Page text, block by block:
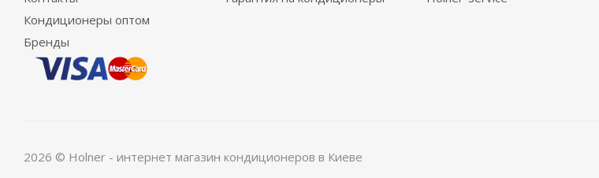
Кондиционеры оптом
Бренды
2026 © Holner - интернет магазин кондиционеров в Киеве